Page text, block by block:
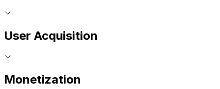
User Acquisition
Monetization